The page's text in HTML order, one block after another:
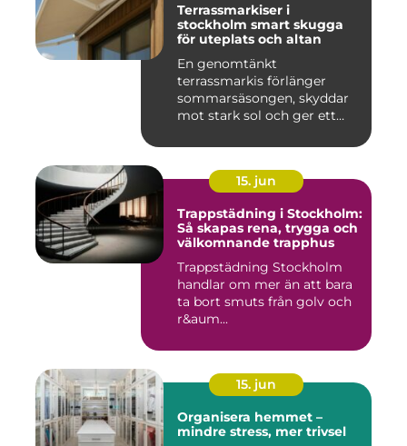
Terrassmarkiser i
stockholm smart skugga
för uteplats och altan
En genomtänkt
terrassmarkis förlänger
sommarsäsongen, skyddar
mot stark sol och ger ett
15. jun
Trappstädning i Stockholm:
Så skapas rena, trygga och
välkomnande trapphus
Trappstädning Stockholm
handlar om mer än att bara
ta bort smuts från golv och
r&aum...
15. jun
Organisera hemmet –
mindre stress, mer trivsel